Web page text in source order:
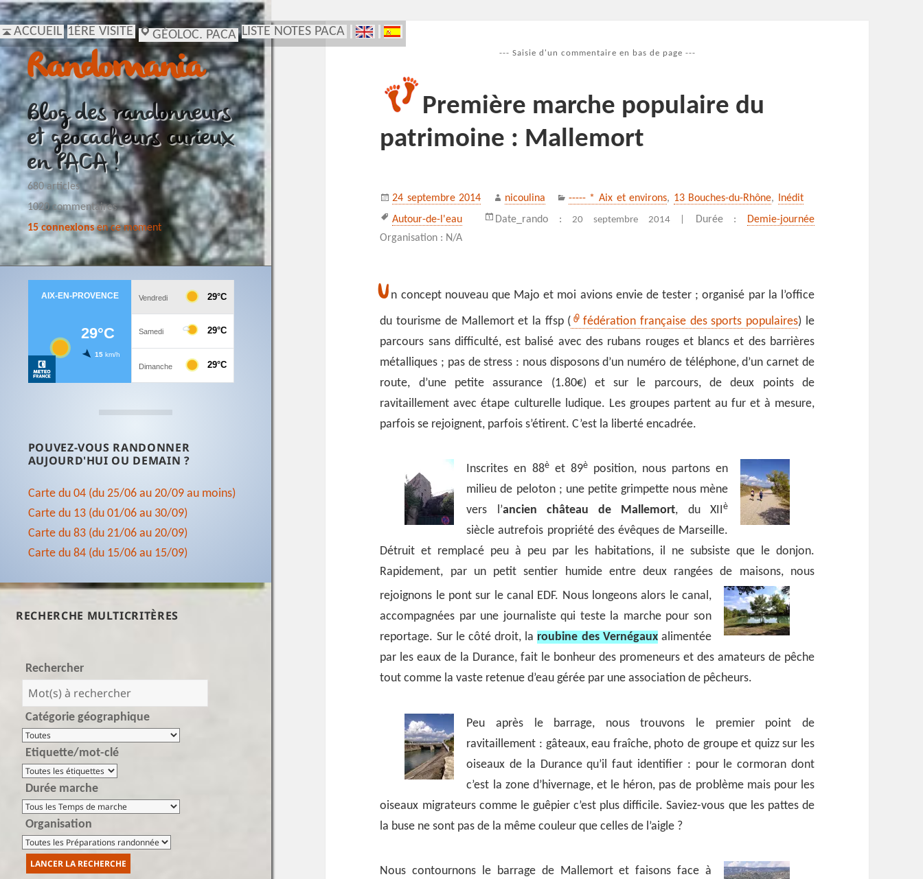
ACCUEIL 1ÈRE VISITE GÉOLOC. PACA LISTE NOTES PACA
Randomania
Blog des randonneurs
et geocacheurs curieux
en PACA !
680 articles
1020 commentaires
15 connexionsen ce moment
POUVEZ-VOUS RANDONNER
AUJOURD'HUI OU DEMAIN ?
Carte du 04 (du 25/06 au 20/09 au moins)
Carte du 13 (du 01/06 au 30/09)
Carte du 83 (du 21/06 au 20/09)
Carte du 84 (du 15/06 au 15/09)
RECHERCHE MULTICRITÈRES
Rechercher
Catégorie géographique
Etiquette/mot-clé
Durée marche
Organisation
--- Saisie d'un commentaire en bas de page ---
Première marche populaire du
patrimoine : Mallemort
Publié
le
24 septembre 2014 Auteur
nicoulina Catégories
----- * Aix et environs, 13 Bouches-du-Rhône,
Inédit
clés
Autour-de-l'eau Date_rando :20 septembre 2014 | Durée :
Demie-journée
Organisation : N/A
U n concept nouveau que Majo et moi avions envie de tester ; organisé par la l’office
du tourisme de Mallemort et la ffsp (
fédération française des sports populaires) le
parcours sans difficulté, est balisé avec des rubans rouges et blancs et des barrières
métalliques ; pas de stress : nous disposons d’un numéro de téléphone, d’un carnet de
route, d’une petite assurance (1.80€) et sur le parcours, de deux points de
ravitaillement avec étape culturelle ludique. Les groupes partent au fur et à mesure,
parfois se rejoignent, parfois s’étirent. C’est la liberté encadrée.
Inscrites en 88èet 89èposition, nous partons en
milieu de peloton ; une petite grimpette nous mène
vers l’ancien château de Mallemort, du XIIè
siècle autrefois propriété des évêques de Marseille.
Détruit et remplacé peu à peu par les habitations, il ne subsiste que le donjon.
Rapidement, par un petit sentier humide entre deux rangées de maisons, nous
rejoignons le pont sur le canal EDF. Nous longeons alors le canal,
accompagnées par une journaliste qui teste la marche pour son
reportage. Sur le côté droit, la roubine des Vernégauxalimentée
par les eaux de la Durance, fait le bonheur des promeneurs et des amateurs de pêche
tout comme la vaste retenue d’eau gérée par une association de pêcheurs.
Peu après le barrage, nous trouvons le premier point de
ravitaillement : gâteaux, eau fraîche, photo de groupe et quizz sur les
oiseaux de la Durance qu’il faut identifier : pour le cormoran dont
c’est la zone d’hivernage, et le héron, pas de problème mais pour les
oiseaux migrateurs comme le guêpier c’est plus difficile. Saviez-vous que les pattes de
la buse ne sont pas de la même couleur que celles de l’aigle ?
Nous contournons le barrage de Mallemort et faisons face à